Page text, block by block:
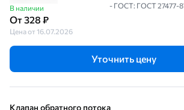
В наличии
От 328 ₽
Цена от 16.07.2026
- ГОСТ: ГОСТ 27477-
Уточнить цену
Клапан обратного потока